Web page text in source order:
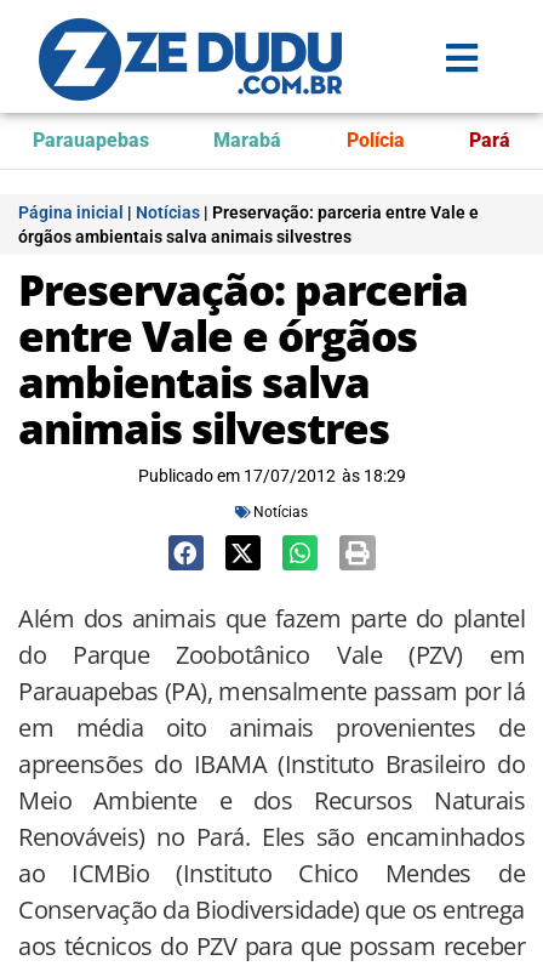
Parauapebas Marabá Polícia Pará
Página inicial | Notícias | Preservação: parceria entre Vale e
órgãos ambientais salva animais silvestres
Preservação: parceria
entre Vale e órgãos
ambientais salva
animais silvestres
Publicado em 17/07/2012 às 18:29
Notícias
Além dos animais que fazem parte do plantel
do Parque Zoobotânico Vale (PZV) em
Parauapebas (PA), mensalmente passam por lá
em média
oito animais provenientes de
apreensões do IBAMA (Instituto Brasileiro do
Meio Ambiente e dos Recursos Naturais
Renováveis) no Pará. Eles são encaminhados
ao ICMBio (Instituto Chico Mendes de
Conservação da Biodiversidade) que os entrega
aos técnicos do PZV para que possam receber